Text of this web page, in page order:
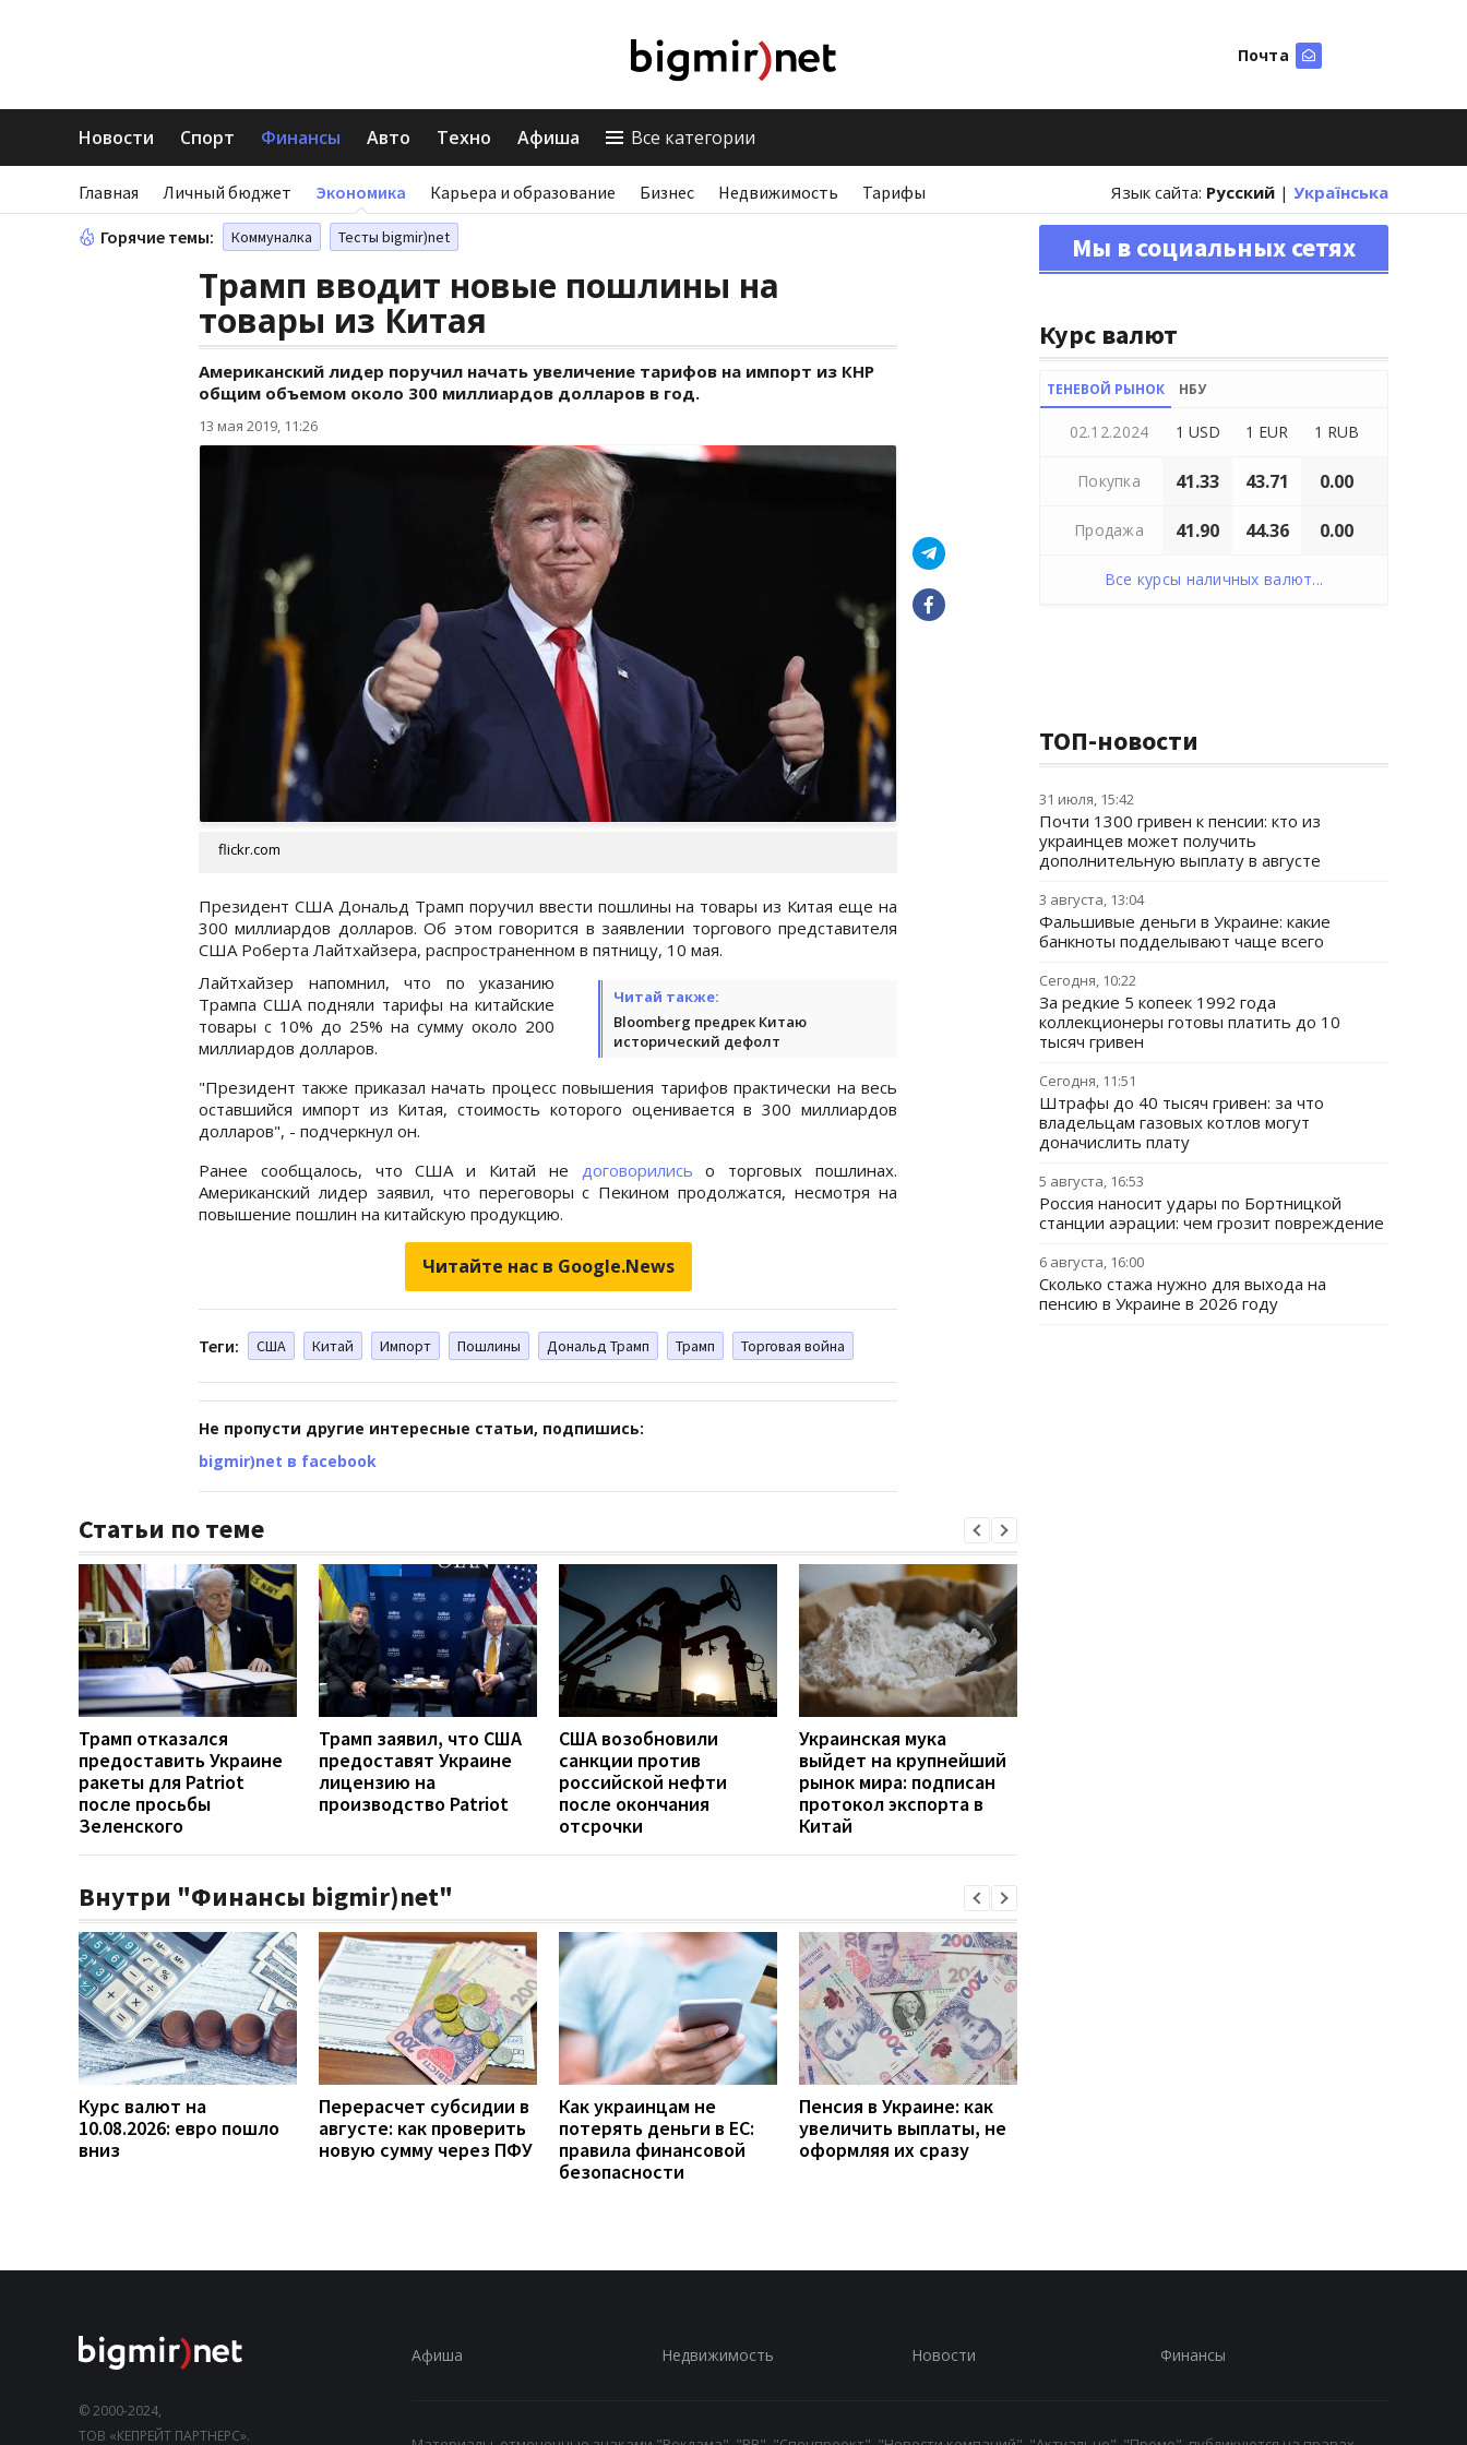
Почта
Новости Спорт Финансы Авто Техно Афиша Все категории
Главная Личный бюджет Экономика Карьера и образование Бизнес Недвижимость Тарифы Язык сайта: Русский | Українська
Горячие темы: Коммуналка Тесты bigmir)net
Трамп вводит новые пошлины на
товары из Китая
Американский лидер поручил начать увеличение тарифов на импорт из КНР
общим объемом около 300 миллиардов долларов в год.
13 мая 2019, 11:26
flickr.com
Президент США Дональд Трамп поручил ввести пошлины на товары из Китая еще на
300 миллиардов долларов. Об этом говорится в заявлении торгового представителя
США Роберта Лайтхайзера, распространенном в пятницу, 10 мая.
Читай также:
Bloomberg предрек Китаю
исторический дефолт
Лайтхайзер напомнил, что по указанию
Трампа США подняли тарифы на китайские
товары с 10% до 25% на сумму около 200
миллиардов долларов.
"Президент также приказал начать процесс повышения тарифов практически на весь
оставшийся импорт из Китая, стоимость которого оценивается в 300 миллиардов
долларов", - подчеркнул он.
Ранее сообщалось, что США и Китай не договорились о торговых пошлинах.
Американский лидер заявил, что переговоры с Пекином продолжатся, несмотря на
повышение пошлин на китайскую продукцию.
Читайте нас в Google.News
Теги: США Китай Импорт Пошлины Дональд Трамп Трамп Торговая война
Не пропусти другие интересные статьи, подпишись:
bigmir)net в facebook
Статьи по теме
Трамп отказался
предоставить Украине
ракеты для Patriot
после просьбы
Зеленского
Трамп заявил, что США
предоставят Украине
лицензию на
производство Patriot
США возобновили
санкции против
российской нефти
после окончания
отсрочки
Украинская мука
выйдет на крупнейший
рынок мира: подписан
протокол экспорта в
Китай
Внутри "Финансы bigmir)net"
Курс валют на
10.08.2026: евро пошло
вниз
Перерасчет субсидии в
августе: как проверить
новую сумму через ПФУ
Как украинцам не
потерять деньги в ЕС:
правила финансовой
безопасности
Пенсия в Украине: как
увеличить выплаты, не
оформляя их сразу
Мы в социальных сетях
Курс валют
ТЕНЕВОЙ РЫНОК НБУ
02.12.2024 1 USD 1 EUR 1 RUB
Покупка 41.33 43.71 0.00
Продажа 41.90 44.36 0.00
Все курсы наличных валют...
ТОП-новости
31 июля, 15:42
Почти 1300 гривен к пенсии: кто из
украинцев может получить
дополнительную выплату в августе
3 августа, 13:04
Фальшивые деньги в Украине: какие
банкноты подделывают чаще всего
Сегодня, 10:22
За редкие 5 копеек 1992 года
коллекционеры готовы платить до 10
тысяч гривен
Сегодня, 11:51
Штрафы до 40 тысяч гривен: за что
владельцам газовых котлов могут
доначислить плату
5 августа, 16:53
Россия наносит удары по Бортницкой
станции аэрации: чем грозит повреждение
6 августа, 16:00
Сколько стажа нужно для выхода на
пенсию в Украине в 2026 году
© 2000-2024,
ТОВ «КЕПРЕЙТ ПАРТНЕРС».
Афиша Недвижимость Новости Финансы